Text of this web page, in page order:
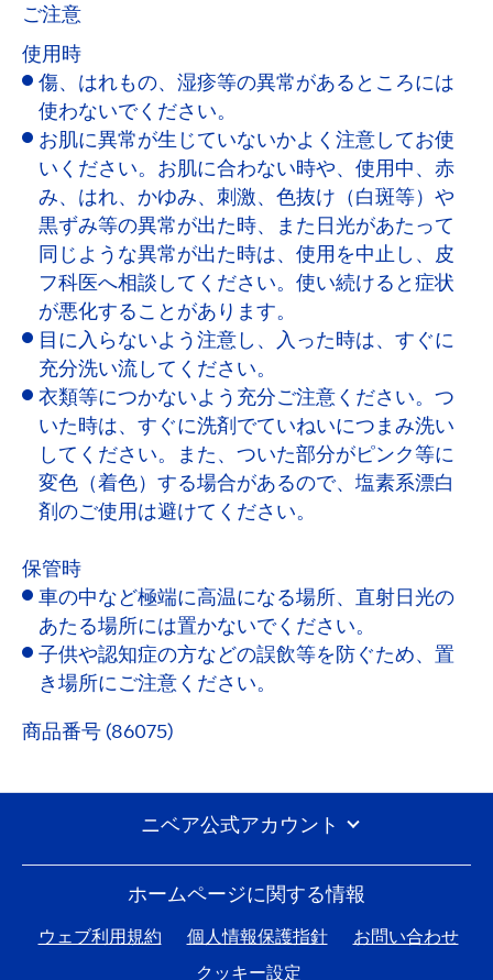
ご注意
使用時
傷、はれもの、湿疹等の異常があるところには
使わないでください。
お肌に異常が生じていないかよく注意してお使
いください。お肌に合わない時や、使用中、赤
み、はれ、かゆみ、刺激、色抜け（白斑等）や
黒ずみ等の異常が出た時、また日光があたって
同じような異常が出た時は、使用を中止し、皮
フ科医へ相談してください。使い続けると症状
が悪化することがあります。
目に入らないよう注意し、入った時は、すぐに
充分洗い流してください。
衣類等につかないよう充分ご注意ください。つ
いた時は、すぐに洗剤でていねいにつまみ洗い
してください。また、ついた部分がピンク等に
変色（着色）する場合があるので、塩素系漂白
剤のご使用は避けてください。
保管時
車の中など極端に高温になる場所、直射日光の
あたる場所には置かないでください。
子供や認知症の方などの誤飲等を防ぐため、置
き場所にご注意ください。
商品番号 (86075)
ホームページに関する情報
ウェブ利用規約 個人情報保護指針
お問い合わせ
クッキー設定
ニベア公式アカウント